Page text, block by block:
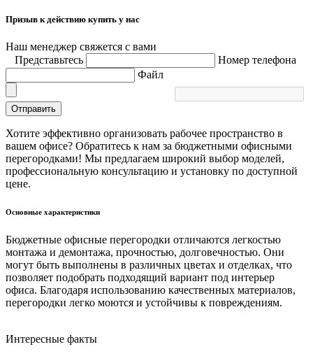
Призыв к действию купить у нас
Наш менеджер свяжется с вами
Представьтесь
Номер телефона
Файл
Отправить
Хотите эффективно организовать рабочее пространство в
вашем офисе? Обратитесь к нам за бюджетными офисными
перегородками! Мы предлагаем широкий выбор моделей,
профессиональную консультацию и установку по доступной
цене.
Основные характеристики
Бюджетные офисные перегородки отличаются легкостью
монтажа и демонтажа, прочностью, долговечностью. Они
могут быть выполнены в различных цветах и отделках, что
позволяет подобрать подходящий вариант под интерьер
офиса. Благодаря использованию качественных материалов,
перегородки легко моются и устойчивы к повреждениям.
Интересные факты